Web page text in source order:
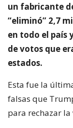
un fabricante
“eliminó” 2,7
en todo el país
de votos que
estados.
Esta fue la
falsas que
para rechazar